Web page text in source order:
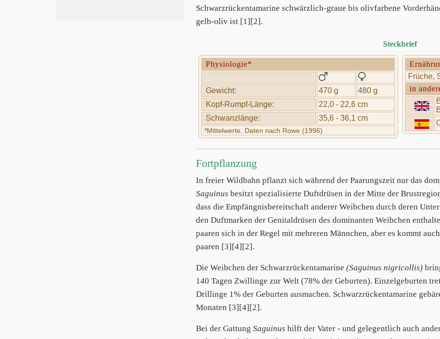
Schwarzrückentamarine schwärzlich-graue bis olivfarbene
gelb-oliv ist [1][2].
Steckbrief
Physiologie*
Gewicht: 470 g
480 g
Kopf-Rumpf-Länge:
22,0 - 22,6 cm
Schwanzlänge:
35,6 - 36,1 cm
*Mittelwerte, Daten nach Rowe (1996)
Früche,
in
Fortpflanzung
In freier Wildbahn pflanzt sich während der Paarungszeit nur das
Saguinus besitzt spezialisierte Duftdrüsen in der Mitte der
dass die Empfängnisbereitschaft anderer Weibchen durch deren
den Duftmarken der Genitaldrüsen des dominanten Weibchen
paaren sich in der Regel mit mehreren Männchen, aber es kommt
paaren [3][4][2].
Die Weibchen der Schwarzrückentamarine (Saguinus nigricollis)
140 Tagen Zwillinge zur Welt (78% der Geburten). Einzelgeburten
Drillinge 1% der Geburten ausmachen. Schwarzrückentamarine
Monaten [3][4][2].
Bei der Gattung Saguinus hilft der Vater - und gelegentlich auch